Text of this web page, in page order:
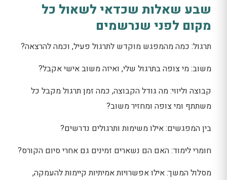
שבע שאלות שכדאי לשאול כל
מקום לפני שנרשמים
תרגול: כמה מהמפגש מוקדש לתרגול פעיל, וכמה להרצאה?
משוב: מי צופה בתרגול שלי, ואיזה משוב אישי אקבל?
קבוצה וליווי: מה גודל הקבוצה, כמה זמן תרגול מקבל כל
משתתף ומי צופה ומחזיר משוב?
בין המפגשים: אילו משימות ותרגולים נדרשים?
חומרי לימוד: האם הם נשארים זמינים גם אחרי סיום הקורס?
מסלול המשך: אילו אפשרויות אמיתיות קיימות להעמקה,